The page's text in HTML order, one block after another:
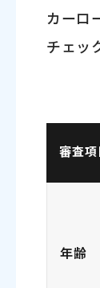
カーロ
チェッ
審査項
年齢